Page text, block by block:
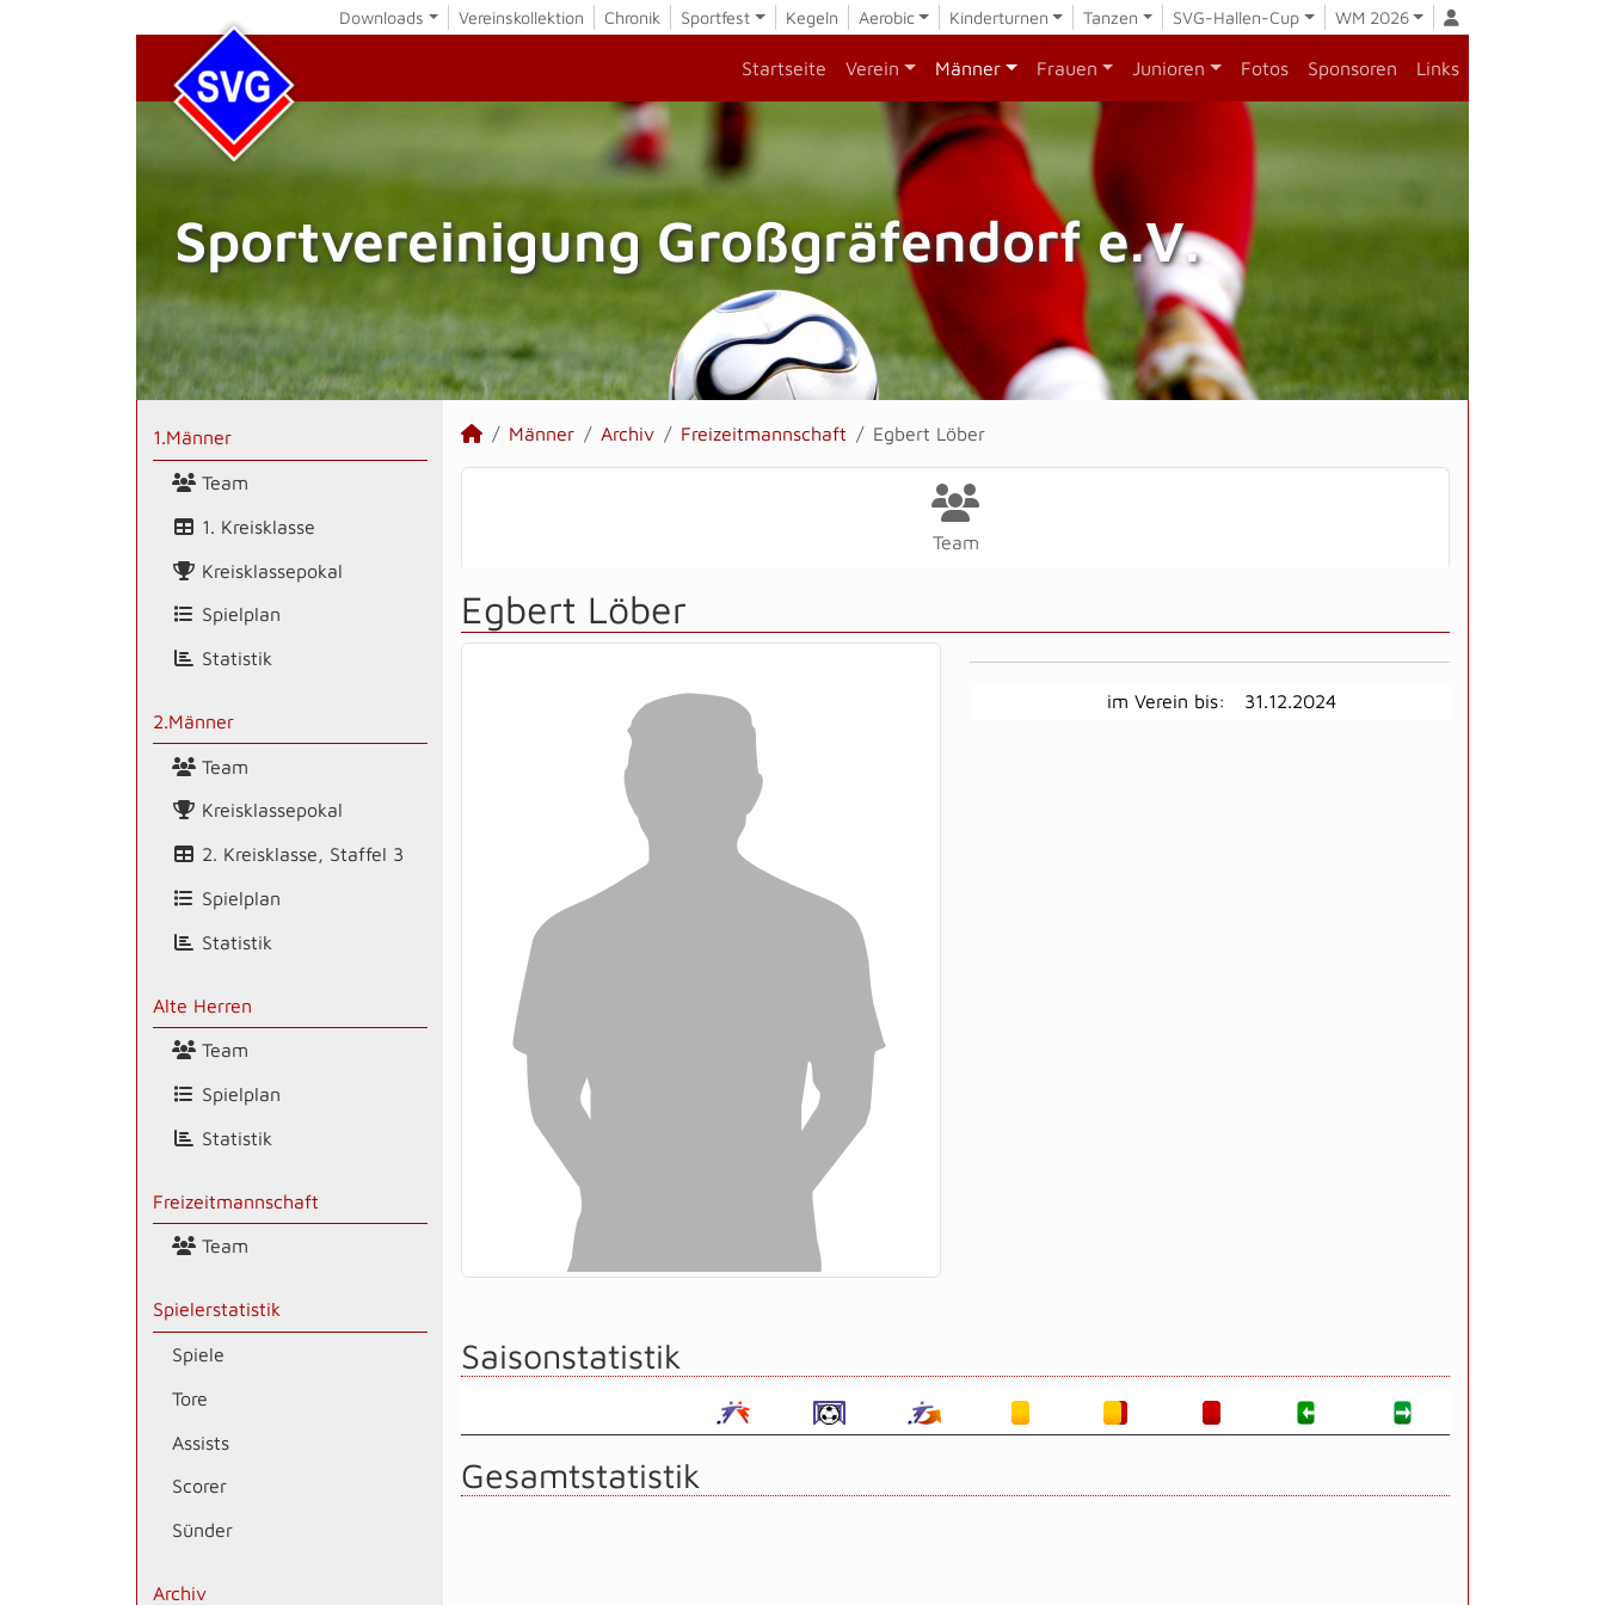
Downloads Vereinskollektion Chronik Sportfest Kegeln Aerobic Kinderturnen Tanzen SVG-Hallen-Cup WM 2026
Startseite Verein Männer Frauen Junioren Fotos Sponsoren Links
Sportvereinigung Großgräfendorf e.V.
1.Männer
Team
1. Kreisklasse
Kreisklassepokal
Spielplan
Statistik
2.Männer
Team
Kreisklassepokal
2. Kreisklasse, Staffel 3
Spielplan
Statistik
Alte Herren
Team
Spielplan
Statistik
Freizeitmannschaft
Team
Spielerstatistik
Spiele
Tore
Assists
Scorer
Sünder
Archiv
Männer Archiv Freizeitmannschaft Egbert Löber
Team
Egbert Löber
im Verein bis: 31.12.2024
Saisonstatistik
Gesamtstatistik